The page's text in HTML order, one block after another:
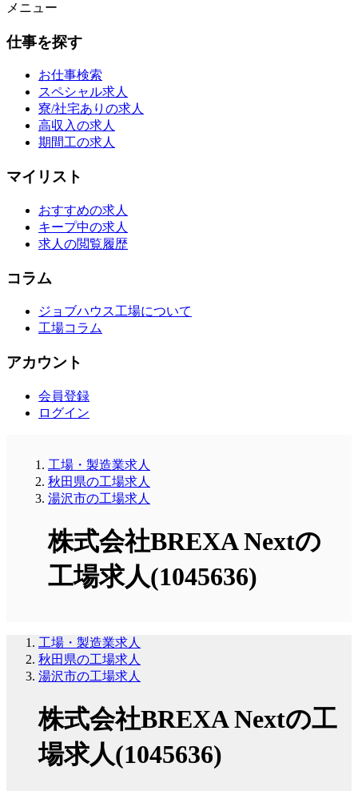
メニュー
仕事を探す
お仕事検索
スペシャル求人
寮/社宅ありの求人
高収入の求人
期間工の求人
マイリスト
おすすめの求人
キープ中の求人
求人の閲覧履歴
コラム
ジョブハウス工場について
工場コラム
アカウント
会員登録
ログイン
工場・製造業求人
秋田県の工場求人
湯沢市の工場求人
株式会社BREXA Nextの
工場求人(1045636)
工場・製造業求人
秋田県の工場求人
湯沢市の工場求人
株式会社BREXA Nextの工
場求人(1045636)